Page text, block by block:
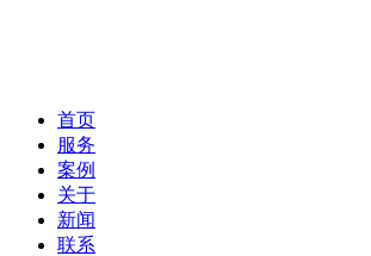
首页
服务
案例
关于
新闻
联系